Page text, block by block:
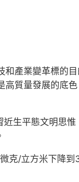
產業變革標的
高質量發展的底
生平態文明思惟
克/立方米下降